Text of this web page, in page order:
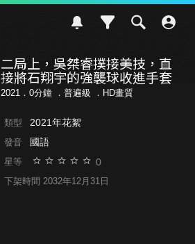
二局上，吳桀睿撲接美技，直
接將石翔宇的強襲球收進手套
2021．0分鐘 ． 普遍級 ．HD畫質
類型 2021年花絮
發音 國語
星等 0
下架時間 2032年12月31日